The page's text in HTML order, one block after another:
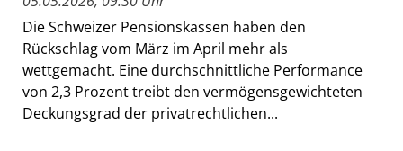
Die Schweizer Pensionskassen haben den
Rückschlag vom März im April mehr als
wettgemacht. Eine durchschnittliche Performance
von 2,3 Prozent treibt den vermögensgewichteten
Deckungsgrad der privatrechtlichen...